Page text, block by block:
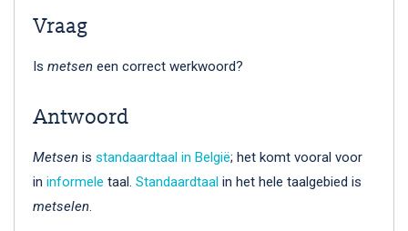
Vraag
Is metsen een correct werkwoord?
Antwoord
Metsen is standaardtaal in België; het komt vooral voor
in informele taal. Standaardtaal in het hele taalgebied is
metselen.